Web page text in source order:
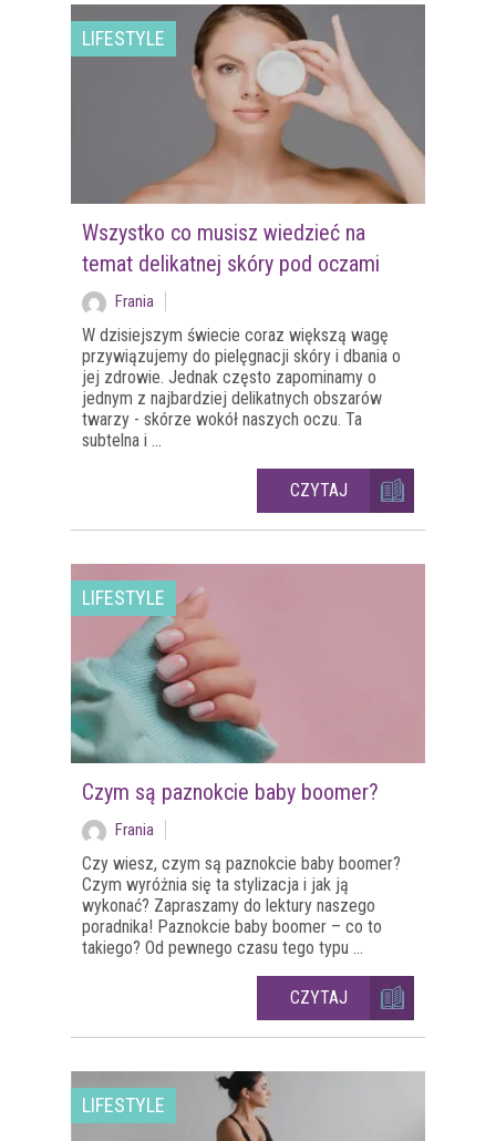
LIFESTYLE
Wszystko co musisz wiedzieć na
temat delikatnej skóry pod oczami
Frania
W dzisiejszym świecie coraz większą wagę
przywiązujemy do pielęgnacji skóry i dbania o
jej zdrowie. Jednak często zapominamy o
jednym z najbardziej delikatnych obszarów
twarzy - skórze wokół naszych oczu. Ta
subtelna i ...
CZYTAJ
LIFESTYLE
Czym są paznokcie baby boomer?
Frania
Czy wiesz, czym są paznokcie baby boomer?
Czym wyróżnia się ta stylizacja i jak ją
wykonać? Zapraszamy do lektury naszego
poradnika! Paznokcie baby boomer – co to
takiego? Od pewnego czasu tego typu ...
CZYTAJ
LIFESTYLE